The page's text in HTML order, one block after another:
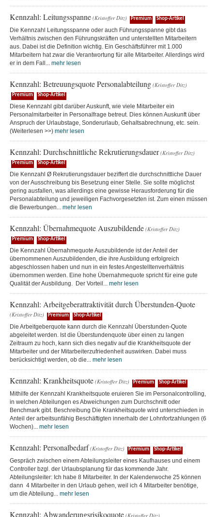
Kennzahl: Leitungsspanne (Kristoffer Ditz) Premium Shop-Artikel
Die Kennzahl Leitungsspanne oder auch Führungsspanne gibt das
Verhältnis zwischen den Führungskräften und unterstellten Mitarbeitern
aus. Dabei ist die Definition wichtig. Ein Geschäftsführer mit 1.000
Mitarbeitern hat zwar die Verantwortung für alle Mitarbeiter. Allerdings wird
er in dem Fall... mehr lesen
Kennzahl: Betreuungsquote Personalabteilung (Kristoffer Ditz)
Premium Shop-Artikel
Diese Kennzahl gibt darüber Auskunft, wie viele Mitarbeiter ein
Personalmitarbeiter in Personalfrage betreut. Dies können Auskunft über
Anspruch der Urlaubstage, Sonderurlaub, Gehaltsabrechnung, etc. sein.
(Weiterlesen >>) mehr lesen
Kennzahl: Durchschnittliche Rekrutierungsdauer (Kristoffer Ditz)
Premium Shop-Artikel
Die Kennzahl Ø Rekrutierungsdauer beziffert die durchschnittliche Dauer
von der Ausschreibung bis Besetzung einer Stelle. Sie sollte möglichst
gering ausfallen, was allerdings eine gewisse Herausforderung für die
Personalabteilung und jeweiligen Fachvorgesetzten ist. Zum einen müssen
die Bewerbungen... mehr lesen
Kennzahl: Übernahmequote Auszubildende (Kristoffer Ditz)
Premium Shop-Artikel
Die Kennzahl Übernahmequote Auszubildende ist der Anteil der
übernommenen Auszubildenden, die ihre Ausbildung erfolgreich
abgeschlossen haben und nun in ein festes Angestelltenverhältnis
übernommen werden. Eine hohe Übernahmequote spricht für eine gute
Qualität der Ausbildung. Der Vorteil... mehr lesen
Kennzahl: Arbeitgeberattraktivität durch Überstunden-Quote
(Kristoffer Ditz) Premium Shop-Artikel
Die Arbeitgeberquote kann durch die Kennzahl Überstunden-Quote
abgeleitet werden. Ist die Überstundenquote über einen zu langen
Zeitraum zu hoch, kann sich dies negativ auf die Krankheitsquote der
Mitarbeiter und der Mitarbeiterzufriedenheit auswirken. Dabei muss
berücksichtigt werden, ob die... mehr lesen
Kennzahl: Krankheitsquote (Kristoffer Ditz) Premium Shop-Artikel
Mithilfe der Kennzahl Krankheitsquote eruieren Sie im Personalcontrolling,
in welchen Abteilungen es Abweichungen zum Durchschnitt oder
Benchmark gibt. Beschreibung Die Krankheitsquote wird unterschieden in
Anteil der arbeitsunfähig Beschäftigten innerhalb der Lohnfortzahlungen (6
Wochen)... mehr lesen
Kennzahl: Personalbedarf (Kristoffer Ditz) Premium Shop-Artikel
Gespräch zwischen einem Abteilungsleiter eines Kaufhauses und einem
Controller bzgl. der Urlaubsplanung für das kommende Jahr.
Abteilungsleiter: Ich habe 8 Mitarbeiter. In der Kalenderwoche 25 können
dann 4 Mitarbeiter in den Urlaub gehen, weil ich 4 Mitarbeiter benötige,
um die Abteilung... mehr lesen
Kennzahl: Abwanderungsrisikoquote (Kristoffer Ditz)